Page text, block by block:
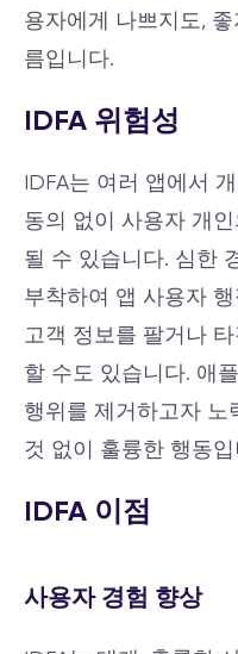
용자에게 나쁘지도,
름입니다.
IDFA 위험성
IDFA는 여러 앱에서
동의 없이 사용자 개
될 수 있습니다. 심한
부착하여 앱 사용자
고객 정보를 팔거나
할 수도 있습니다. 애
행위를 제거하고자 노
것 없이 훌륭한 행동입
IDFA 이점
사용자 경험 향상